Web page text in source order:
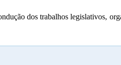
dos trabalhos legislativos,